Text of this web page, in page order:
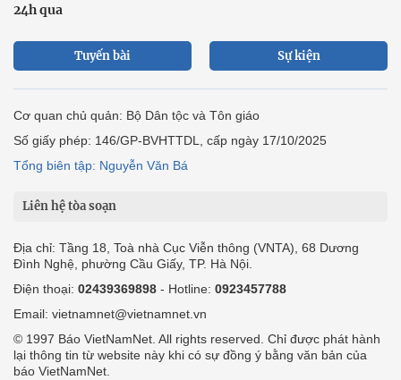
24h qua
Tuyến bài Sự kiện
Cơ quan chủ quản: Bộ Dân tộc và Tôn giáo
Số giấy phép: 146/GP-BVHTTDL, cấp ngày 17/10/2025
Tổng biên tập: Nguyễn Văn Bá
Liên hệ tòa soạn
Địa chỉ: Tầng 18, Toà nhà Cục Viễn thông (VNTA), 68 Dương
Đình Nghệ, phường Cầu Giấy, TP. Hà Nội.
Điện thoại: 02439369898 - Hotline: 0923457788
Email: vietnamnet@vietnamnet.vn
© 1997 Báo VietNamNet. All rights reserved. Chỉ được phát hành
lại thông tin từ website này khi có sự đồng ý bằng văn bản của
báo VietNamNet.